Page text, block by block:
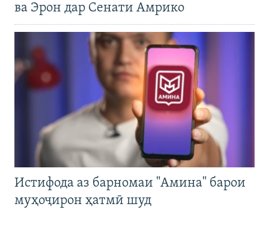
ва Эрон дар Сенати Амрико
Истифода аз барномаи "Амина" барои
муҳоҷирон ҳатмӣ шуд